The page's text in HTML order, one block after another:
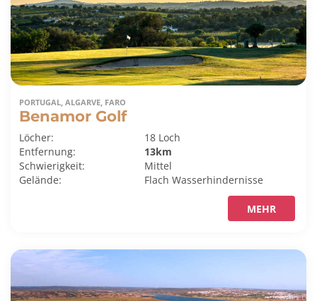
PORTUGAL, ALGARVE, FARO
Benamor Golf
Löcher:
18 Loch
Entfernung:
13km
Schwierigkeit:
Mittel
Gelände:
FlachWasserhindernisse
MEHR